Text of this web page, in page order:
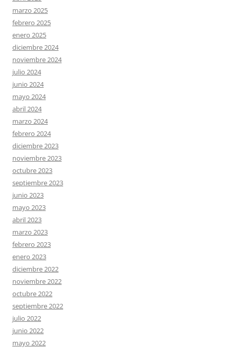
marzo 2025
febrero 2025
enero 2025
diciembre 2024
noviembre 2024
julio 2024
junio 2024
mayo 2024
abril 2024
marzo 2024
febrero 2024
diciembre 2023
noviembre 2023
octubre 2023
septiembre 2023
junio 2023
mayo 2023
abril 2023
marzo 2023
febrero 2023
enero 2023
diciembre 2022
noviembre 2022
octubre 2022
septiembre 2022
julio 2022
junio 2022
mayo 2022